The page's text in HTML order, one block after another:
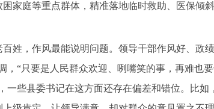
家庭等重点群体，精准落地临时救助、医保倾
，作风最能说明问题。领导干部作风好、政
，“只要是人民群众欢迎、咧嘴笑的事，再难也
一些县委书记在这方面还存在偏差和错位。比